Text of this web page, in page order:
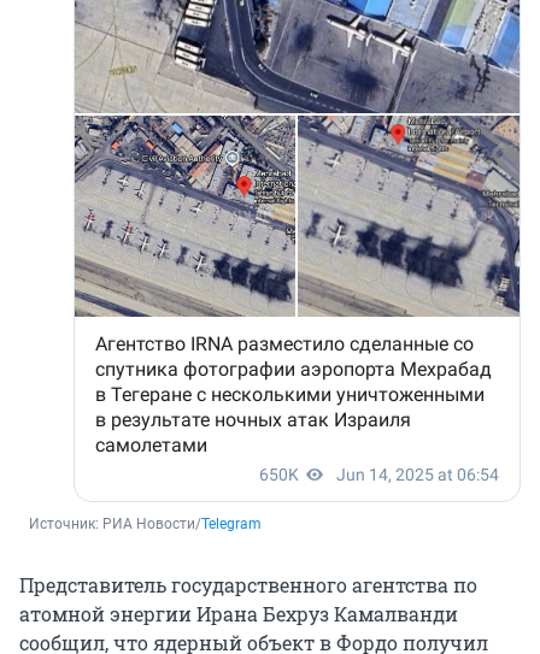
Источник: РИА Новости/Telegram
Представитель государственного агентства по
атомной энергии Ирана Бехруз Камалванди
сообщил, что ядерный объект в Фордо получил